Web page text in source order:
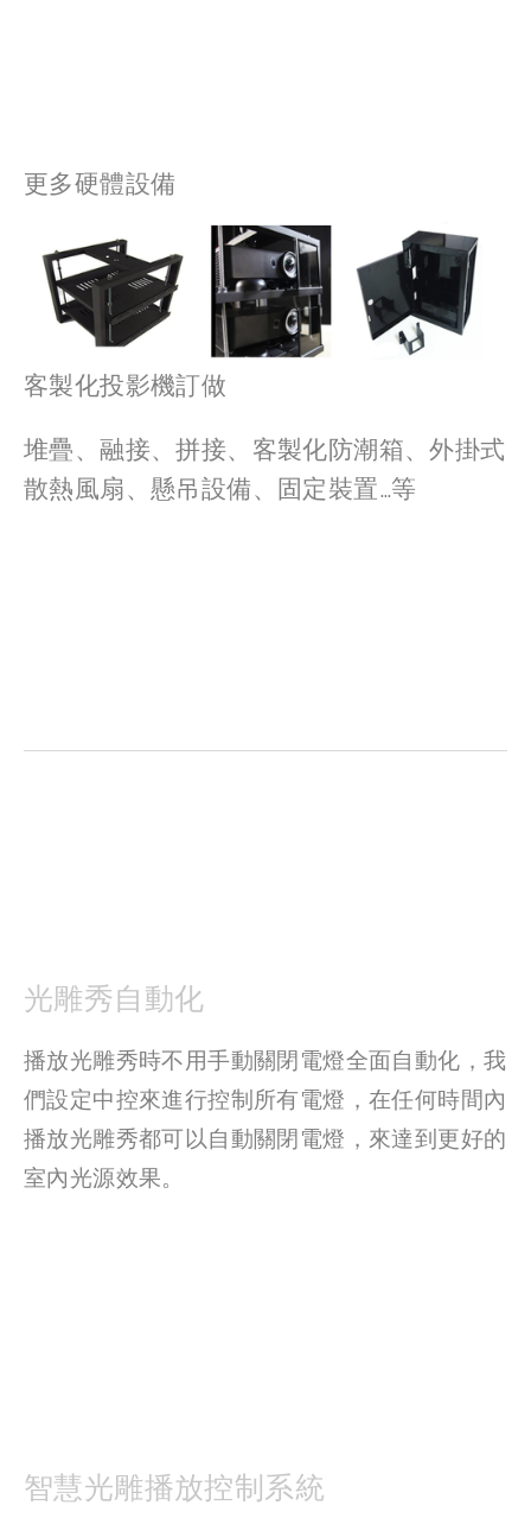
更多硬體設備
客製化投影機訂做
堆疊、融接、拼接、客製化防潮箱、外掛式
散熱風扇、懸吊設備、固定裝置…等
光雕秀自動化
播放光雕秀時不用手動關閉電燈全面自動化，我
們設定中控來進行控制所有電燈，在任何時間內
播放光雕秀都可以自動關閉電燈，來達到更好的
室內光源效果。
智慧光雕播放控制系統